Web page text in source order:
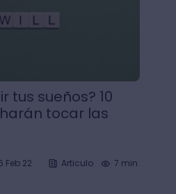
tus sueños? 10
tocar las
Feb 22 Articulo 7 min.